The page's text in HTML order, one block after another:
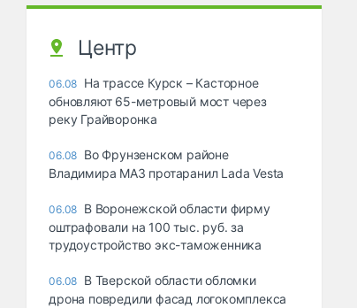
Центр
06.08 На трассе Курск – Касторное
обновляют 65-метровый мост через
реку Грайворонка
06.08 Во Фрунзенском районе
Владимира МАЗ протаранил Lada Vesta
06.08 В Воронежской области фирму
оштрафовали на 100 тыс. руб. за
трудоустройство экс-таможенника
06.08 В Тверской области обломки
дрона повредили фасад логокомплекса